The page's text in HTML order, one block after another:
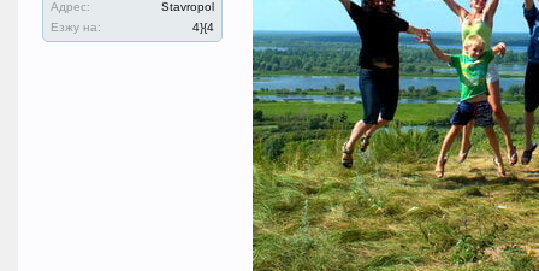
Адрес:
Stavropol
Езжу на:
4}{4